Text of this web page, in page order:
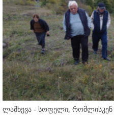
ლაშხევა - სოფელი, რომლისკენ